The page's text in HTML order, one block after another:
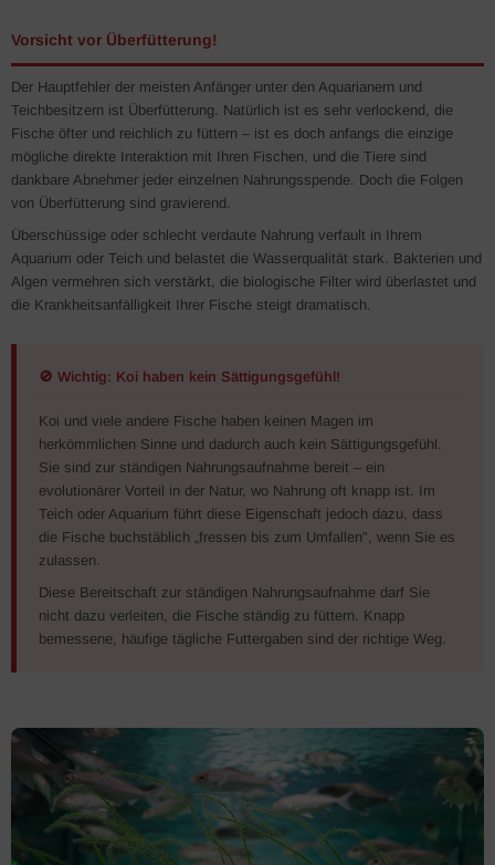
Vorsicht vor Überfütterung!
Der Hauptfehler der meisten Anfänger unter den Aquarianern und
Teichbesitzern ist Überfütterung. Natürlich ist es sehr verlockend, die
Fische öfter und reichlich zu füttern – ist es doch anfangs die einzige
mögliche direkte Interaktion mit Ihren Fischen, und die Tiere sind
dankbare Abnehmer jeder einzelnen Nahrungsspende. Doch die Folgen
von Überfütterung sind gravierend.
Überschüssige oder schlecht verdaute Nahrung verfault in Ihrem
Aquarium oder Teich und belastet die Wasserqualität stark. Bakterien und
Algen vermehren sich verstärkt, die biologische Filter wird überlastet und
die Krankheitsanfälligkeit Ihrer Fische steigt dramatisch.
🚫 Wichtig: Koi haben kein Sättigungsgefühl!
Koi und viele andere Fische haben keinen Magen im
herkömmlichen Sinne und dadurch auch kein Sättigungsgefühl.
Sie sind zur ständigen Nahrungsaufnahme bereit – ein
evolutionärer Vorteil in der Natur, wo Nahrung oft knapp ist. Im
Teich oder Aquarium führt diese Eigenschaft jedoch dazu, dass
die Fische buchstäblich „fressen bis zum Umfallen", wenn Sie es
zulassen.
Diese Bereitschaft zur ständigen Nahrungsaufnahme darf Sie
nicht dazu verleiten, die Fische ständig zu füttern. Knapp
bemessene, häufige tägliche Futtergaben sind der richtige Weg.